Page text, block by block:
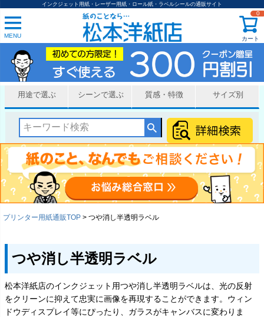
インクジェット用紙・レーザー用紙・ロール紙・ラベルシールの通販サイト
MENU カート
0
用途で選ぶ シーンで選ぶ 質感・特徴 サイズ別
プリンター用紙通販TOP つや消し半透明ラベル
つや消し半透明ラベル
松本洋紙店のインクジェット用つや消し半透明ラベルは、光の反射
をクリーンに抑えて忠実に画像を再現することができます。ウィン
ドウディスプレイ等にぴったり、ガラスがキャンバスに変わりま